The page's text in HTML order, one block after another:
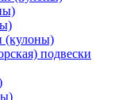
(кулоны)
подвески